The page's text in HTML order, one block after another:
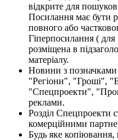
відкрите для
Посилання має бути
повного або
Гіперпосилання (
розміщена в
матеріалу.
Новини з
"Регіони", "Гроші",
"Спецпроекти",
реклами.
Розділ Спецпроекти
комерційними
Будь яке копіювання,